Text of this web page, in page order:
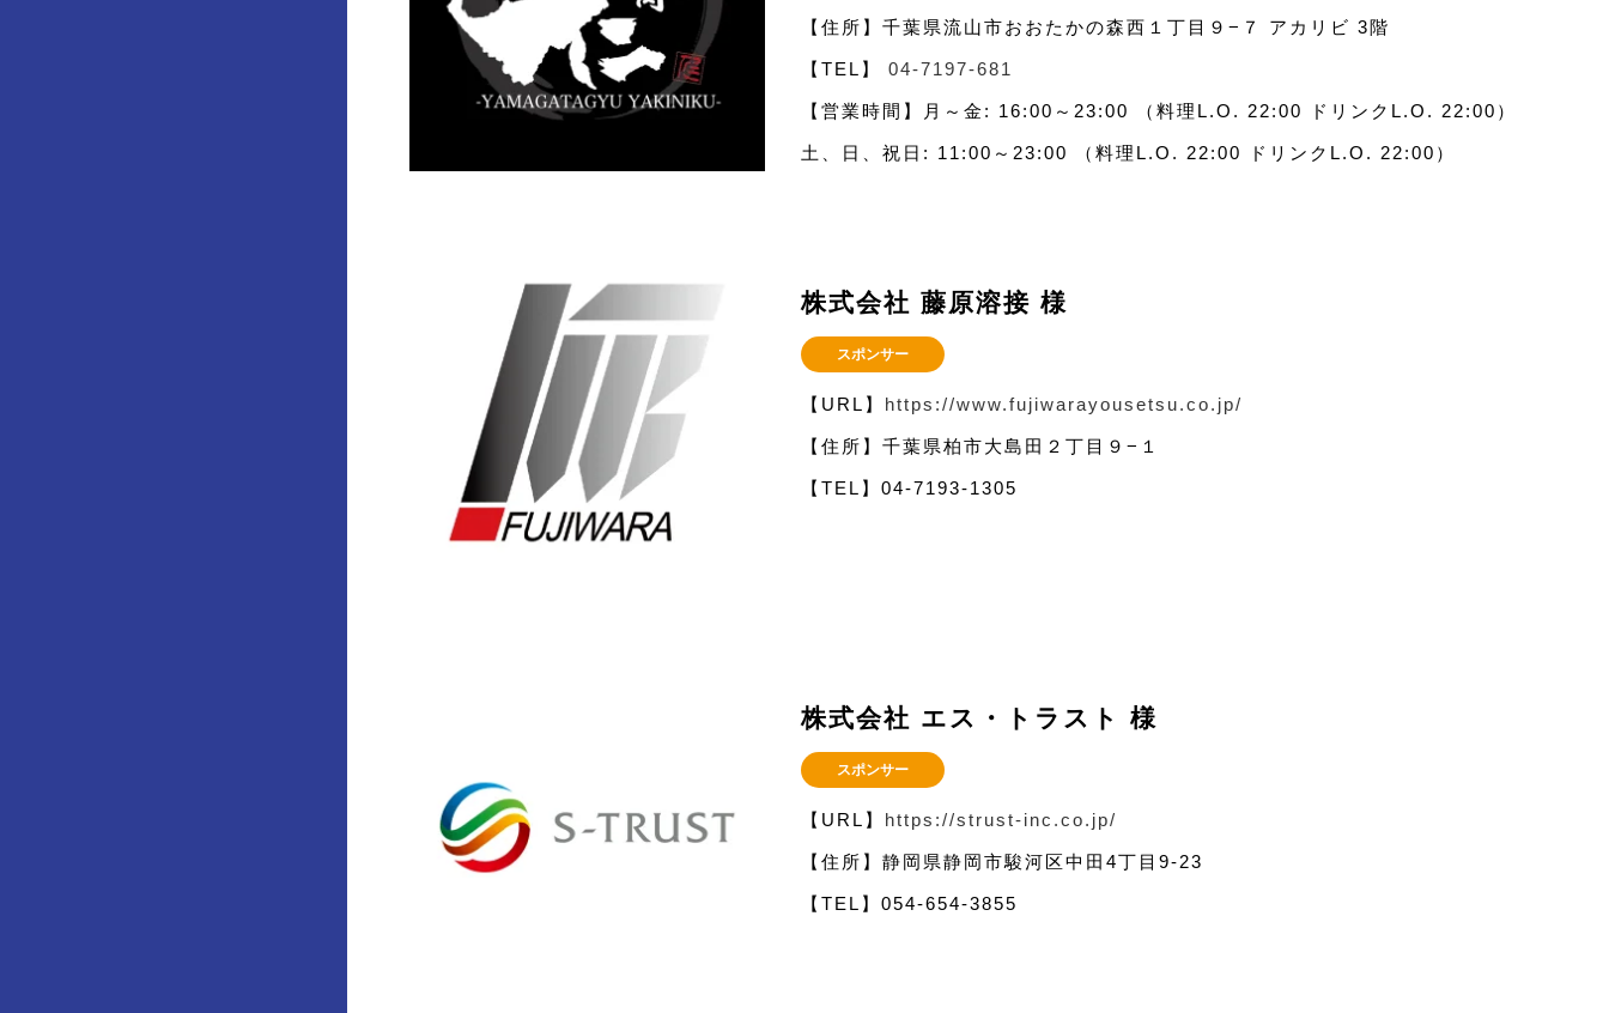
【住所】千葉県流山市おおたかの森西１丁目９−７ アカリビ 3階
【TEL】 04-7197-681
【営業時間】月～金: 16:00～23:00 （料理L.O. 22:00 ドリンクL.O. 22:00）
土、日、祝日: 11:00～23:00 （料理L.O. 22:00 ドリンクL.O. 22:00）
株式会社 藤原溶接 様
スポンサー
【URL】 https://www.fujiwarayousetsu.co.jp/
【住所】千葉県柏市大島田２丁目９−１
【TEL】04-7193-1305
株式会社 エス・トラスト 様
スポンサー
【URL】 https://strust-inc.co.jp/
【住所】静岡県静岡市駿河区中田4丁目9-23
【TEL】054-654-3855